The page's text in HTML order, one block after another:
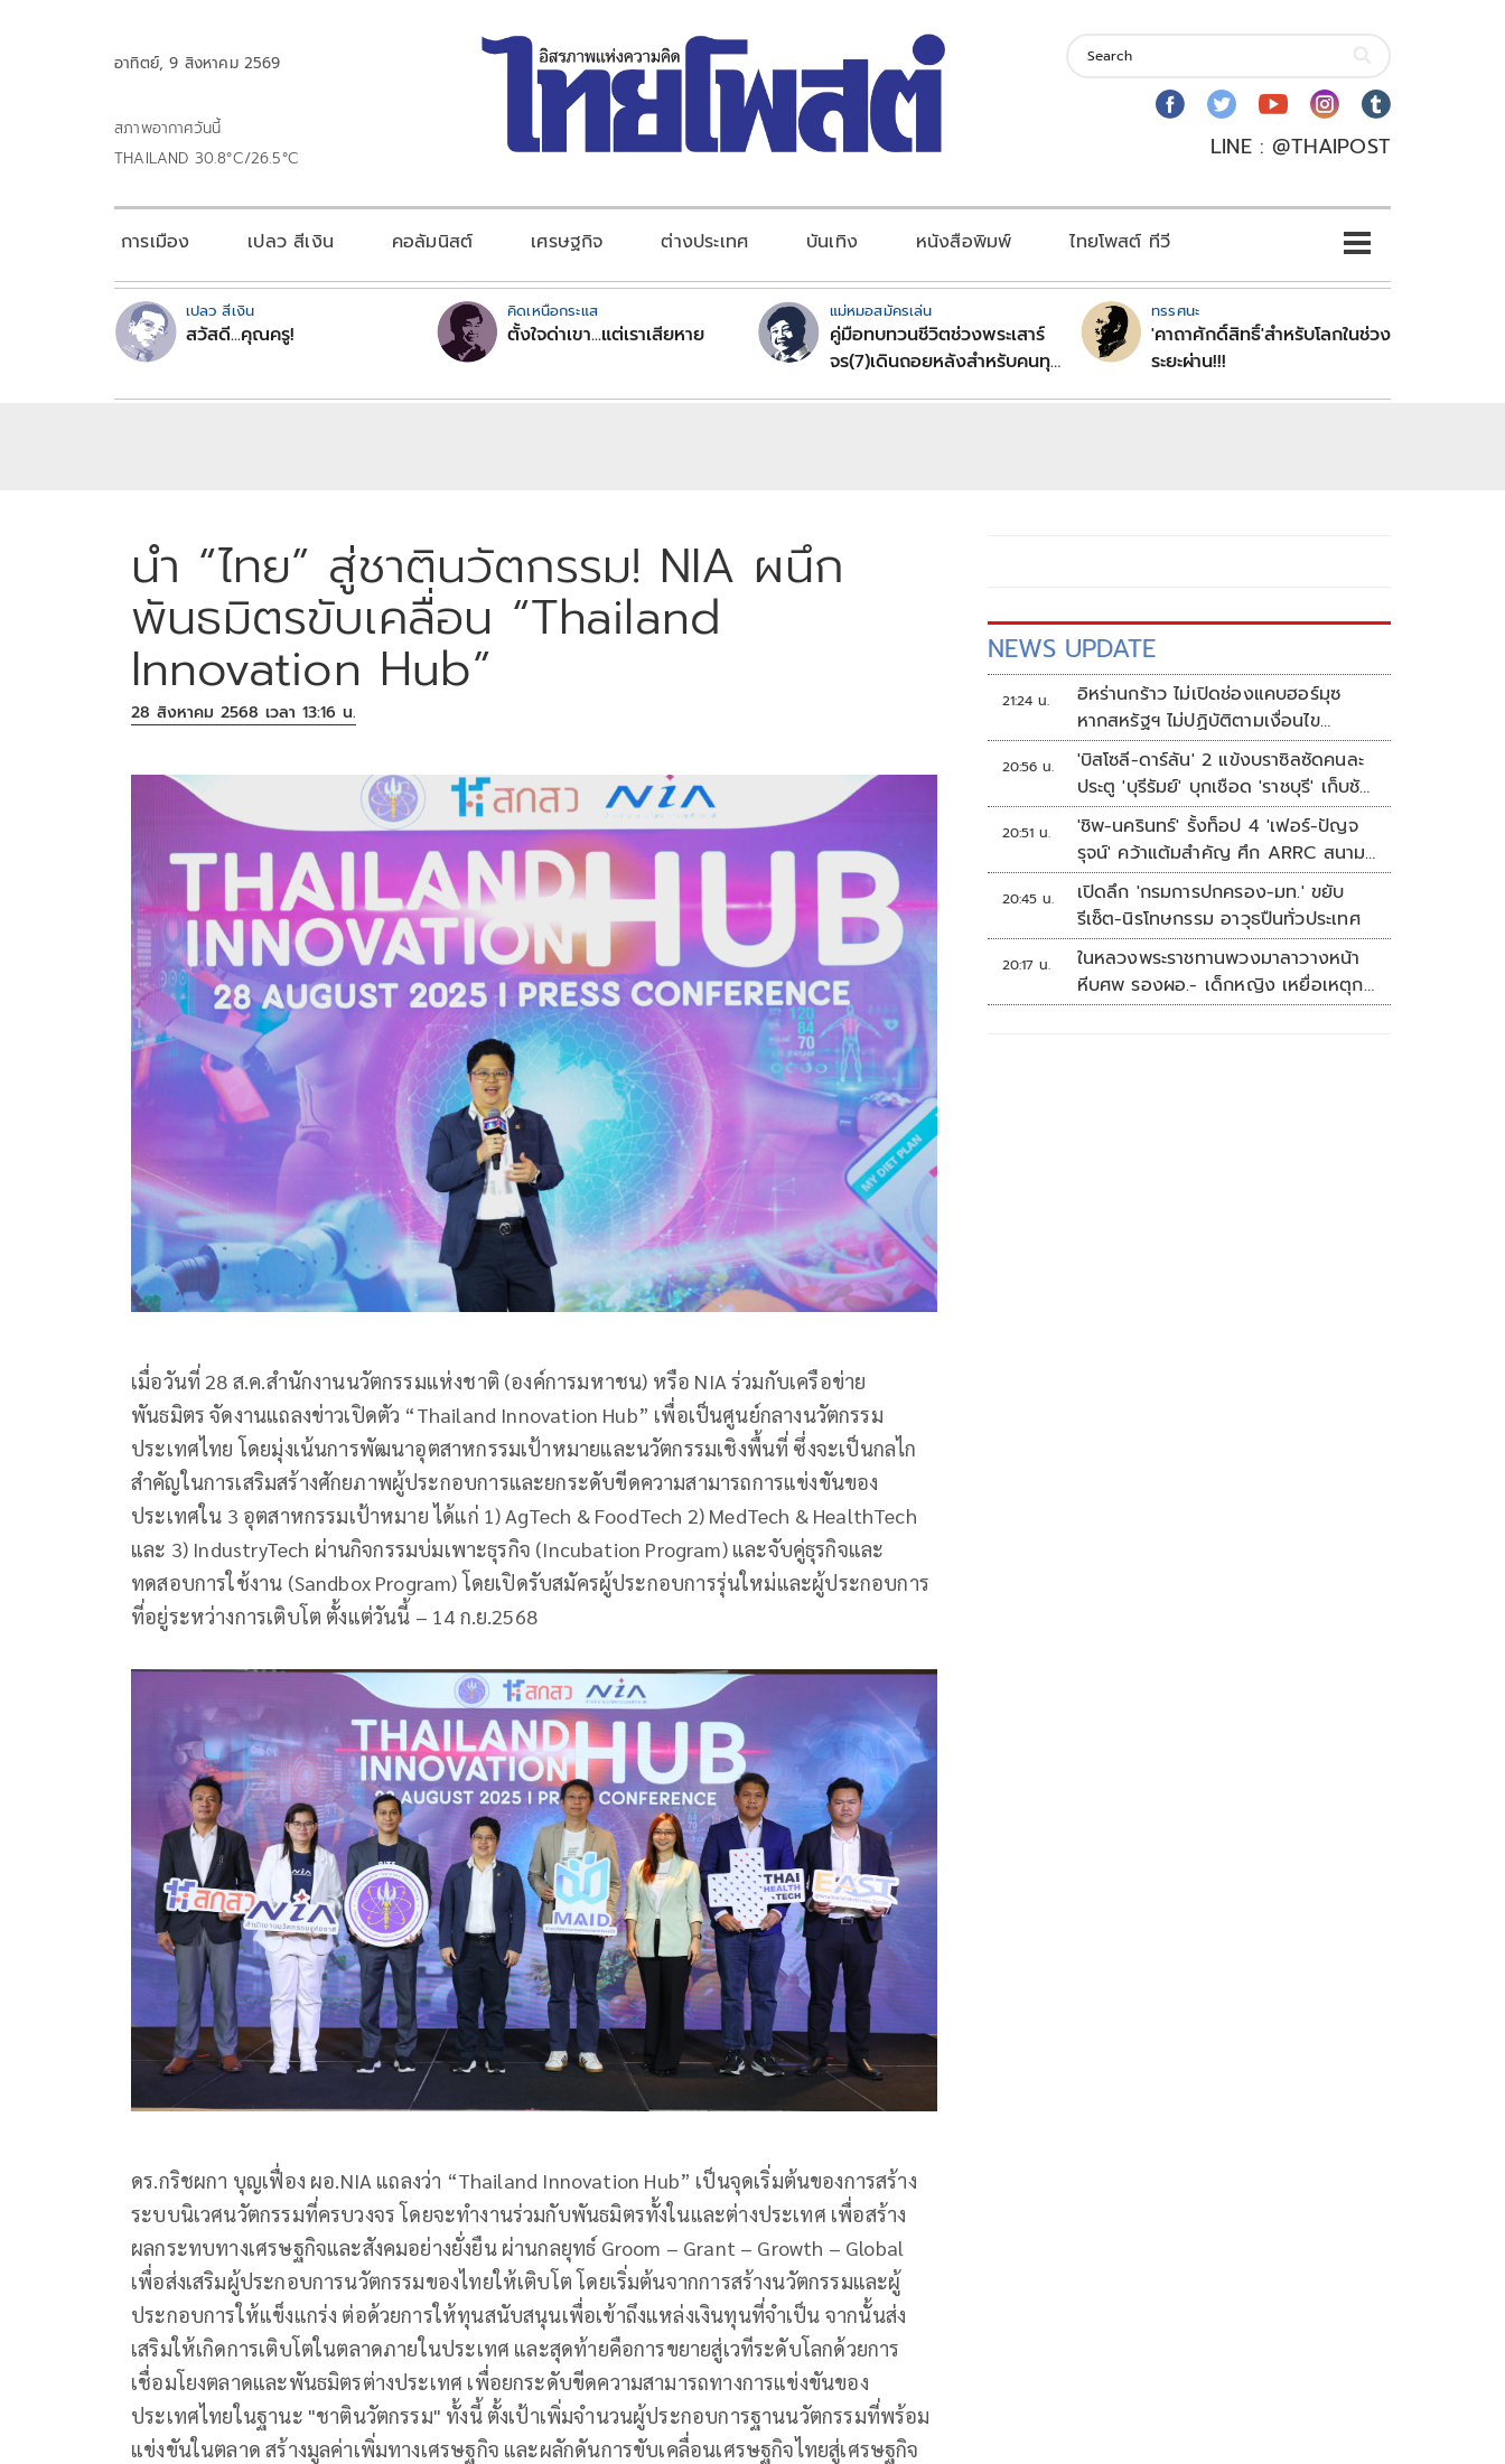
อาทิตย์, 9 สิงหาคม 2569
สภาพอากาศวันนี้
THAILAND 30.8°C/26.5°C
LINE : @THAIPOST
การเมือง เปลว สีเงิน คอลัมนิสต์ เศรษฐกิจ ต่างประเทศ บันเทิง หนังสือพิมพ์ ไทยโพสต์ ทีวี
เปลว สีเงิน
สวัสดี...คุณครู!
คิดเหนือกระแส
ตั้งใจด่าเขา...แต่เราเสียหาย
แม่หมอสมัครเล่น
คู่มือทบทวนชีวิตช่วงพระเสาร์
จร(7)เดินถอยหลังสำหรับคนทุก
ทรรศนะ
'คาถาศักดิ์สิทธิ์'สำหรับโลกในช่วง
ระยะผ่าน!!!
นำ “ไทย” สู่ชาตินวัตกรรม! NIA ผนึก
พันธมิตรขับเคลื่อน “Thailand
Innovation Hub”
28 สิงหาคม 2568 เวลา 13:16 น.
เมื่อวันที่ 28 ส.ค.สำนักงานนวัตกรรมแห่งชาติ (องค์การมหาชน) หรือ NIA ร่วมกับเครือข่าย
พันธมิตร จัดงานแถลงข่าวเปิดตัว “Thailand Innovation Hub” เพื่อเป็นศูนย์กลางนวัตกรรม
ประเทศไทย โดยมุ่งเน้นการพัฒนาอุตสาหกรรมเป้าหมายและนวัตกรรมเชิงพื้นที่ ซึ่งจะเป็นกลไก
สำคัญในการเสริมสร้างศักยภาพผู้ประกอบการและยกระดับขีดความสามารถการแข่งขันของ
ประเทศใน 3 อุตสาหกรรมเป้าหมาย ได้แก่ 1) AgTech & FoodTech 2) MedTech & HealthTech
และ 3) IndustryTech ผ่านกิจกรรมบ่มเพาะธุรกิจ (Incubation Program) และจับคู่ธุรกิจและ
ทดสอบการใช้งาน (Sandbox Program) โดยเปิดรับสมัครผู้ประกอบการรุ่นใหม่และผู้ประกอบการ
ที่อยู่ระหว่างการเติบโต ตั้งแต่วันนี้ – 14 ก.ย.2568
ดร.กริชผกา บุญเฟื่อง ผอ.NIA แถลงว่า “Thailand Innovation Hub” เป็นจุดเริ่มต้นของการสร้าง
ระบบนิเวศนวัตกรรมที่ครบวงจร โดยจะทำงานร่วมกับพันธมิตรทั้งในและต่างประเทศ เพื่อสร้าง
ผลกระทบทางเศรษฐกิจและสังคมอย่างยั่งยืน ผ่านกลยุทธ์ Groom – Grant – Growth – Global
เพื่อส่งเสริมผู้ประกอบการนวัตกรรมของไทยให้เติบโต โดยเริ่มต้นจากการสร้างนวัตกรรมและผู้
ประกอบการให้แข็งแกร่ง ต่อด้วยการให้ทุนสนับสนุนเพื่อเข้าถึงแหล่งเงินทุนที่จำเป็น จากนั้นส่ง
เสริมให้เกิดการเติบโตในตลาดภายในประเทศ และสุดท้ายคือการขยายสู่เวทีระดับโลกด้วยการ
เชื่อมโยงตลาดและพันธมิตรต่างประเทศ เพื่อยกระดับขีดความสามารถทางการแข่งขันของ
ประเทศไทยในฐานะ "ชาตินวัตกรรม" ทั้งนี้ ตั้งเป้าเพิ่มจำนวนผู้ประกอบการฐานนวัตกรรมที่พร้อม
แข่งขันในตลาด สร้างมูลค่าเพิ่มทางเศรษฐกิจ และผลักดันการขับเคลื่อนเศรษฐกิจไทยสู่เศรษฐกิจ
NEWS UPDATE
21:24 น.
อิหร่านกร้าว ไม่เปิดช่องแคบฮอร์มุซ
หากสหรัฐฯ ไม่ปฏิบัติตามเงื่อนไข
ทั้งหมด
20:56 น.
'บิสโซลี-ดาร์ลัน' 2 แข้งบราซิลซัดคนละ
ประตู 'บุรีรัมย์' บุกเชือด 'ราชบุรี' เก็บชัย
อุ่นเครื่อง 4 นัดรวด
20:51 น.
'ชิพ-นครินทร์' รั้งท็อป 4 'เฟอร์-ปัญจ
รุจน์' คว้าแต้มสำคัญ ศึก ARRC สนาม
4 เรซ 2
20:45 น.
เปิดลึก 'กรมการปกครอง-มท.' ขยับ
รีเซ็ต-นิรโทษกรรม อาวุธปืนทั่วประเทศ
20:17 น.
ในหลวงพระราชทานพวงมาลาวางหน้า
หีบศพ รองผอ.- เด็กหญิง เหยื่อเหตุก
ราดยิง